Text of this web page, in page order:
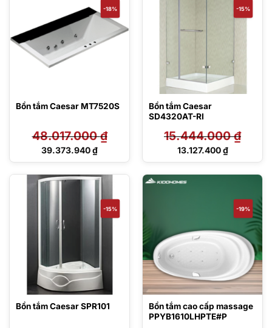
-18%
Bồn tắm Caesar MT7520S
48.017.000₫
Giá
48.017.000 ₫.
39.373.940₫
Giá
tại
39.373.940 ₫.
-15%
Bồn tắm Caesar
SD4320AT-RI
15.444.000₫
Giá
13.127.400₫
Giá
13.127.400 ₫.
-15%
Bồn tắm Caesar SPR101
-19%
Bồn tắm cao cấp massage
PPYB1610LHPTE#P